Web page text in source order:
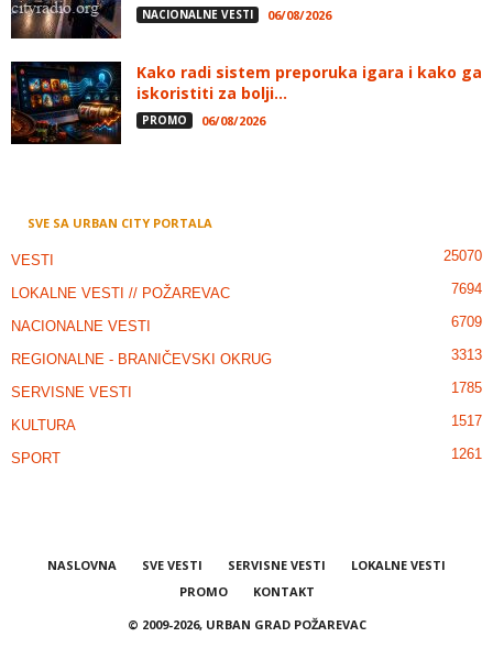
NACIONALNE VESTI 06/08/2026
Kako radi sistem preporuka igara i kako ga
iskoristiti za bolji...
PROMO 06/08/2026
SVE SA URBAN CITY PORTALA
VESTI 25070
LOKALNE VESTI // POŽAREVAC 7694
NACIONALNE VESTI 6709
REGIONALNE - BRANIČEVSKI OKRUG 3313
SERVISNE VESTI 1785
KULTURA 1517
SPORT 1261
NASLOVNA SVE VESTI SERVISNE VESTI
LOKALNE VESTI
PROMO
KONTAKT
© 2009-2026, URBAN GRAD POŽAREVAC